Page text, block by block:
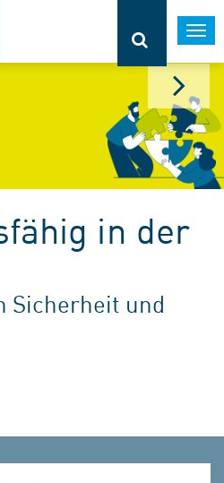
in der
Sicherheit und